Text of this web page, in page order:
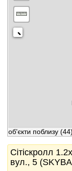
об'єкти поблизу (44)
Сітіскролл
вул., 5